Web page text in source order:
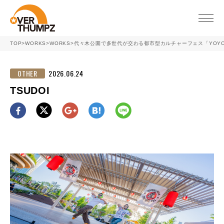
toggle
TOP>WORKS>WORKS>代々木公園で多世代が交わる都市型カルチャーフェス「
OTHER 2026.06.24
TSUDOI